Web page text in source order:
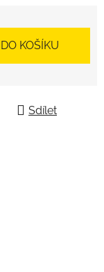
DO KOŠÍKU
Sdílet